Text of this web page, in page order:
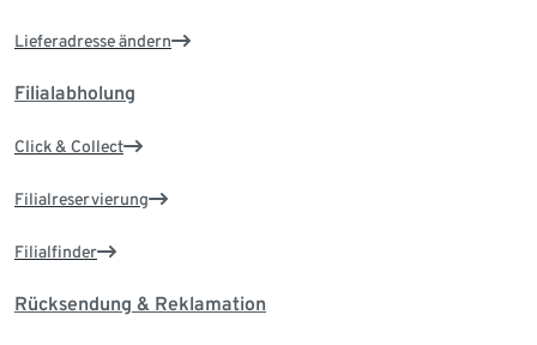
Lieferadresse ändern
Filialabholung
Click & Collect
Filialreservierung
Filialfinder
Rücksendung & Reklamation